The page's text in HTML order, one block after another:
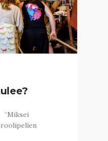
“Miksei
roolipelien